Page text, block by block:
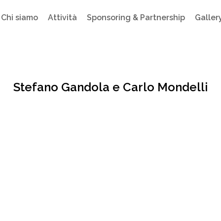
Chi siamo Attività Sponsoring & Partnership
Stefano Gandola e Carlo Mondelli